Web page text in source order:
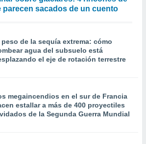
parecen sacados de un cuento
peso de la sequía extrema: cómo
agua del subsuelo está
el eje de rotación terrestre
megaincendios en el sur de Francia
estallar a más de 400 proyectiles
de la Segunda Guerra Mundial